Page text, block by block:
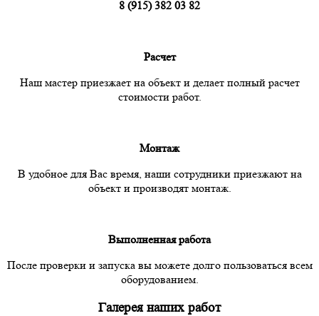
8 (915) 382 03 82
Расчет
Наш мастер приезжает на объект и делает полный расчет
стоимости работ.
Монтаж
В удобное для Вас время, наши сотрудники приезжают на
объект и производят монтаж.
Выполненная работа
После проверки и запуска вы можете долго пользоваться всем
оборудованием.
Галерея наших работ